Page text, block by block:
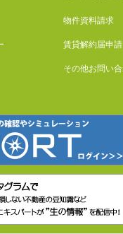
物件資料請求
賃貸解約届申
その他お問い